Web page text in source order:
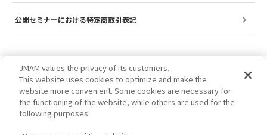
公開セミナーにおける特定商取引表記
JMAM values the privacy of its customers.
This website uses cookies to optimize and make the
website more convenient. Some cookies are necessary for
the functioning of the website, while others are used for the
following purposes: